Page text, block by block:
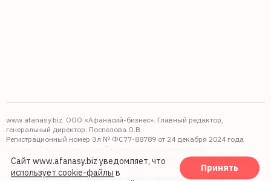
www.afanasy.biz. ООО «Афанасий-бизнес». Главный редактор,
генеральный директор: Поспелова О.В.
Регистрационный номер Эл № ФС77-88789 от 24 декабря 2024 года
Выдано: Федеральная служба по надзору в сфере связи,
информационных технологий и массовых коммуникаций (Роскомнадзор).
Правопреемником АО "Афанасий-бизнес" является ООО "Афанасий-
Сайт www.afanasy.biz уведомляет, что
использует cookie-файлы в
Принять